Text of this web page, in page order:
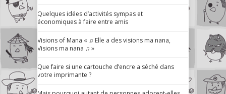
Quelques idées d’activités sympas et
économiques à faire entre amis
Visions of Mana « ♫ Elle a des visions ma nana,
Visions ma nana ♫ »
Que faire si une cartouche d’encre a séché dans
votre imprimante ?